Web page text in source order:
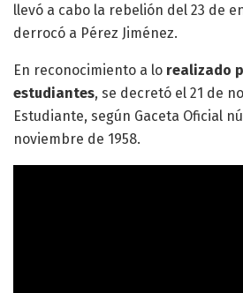
llevó a cabo la rebelión del 23 de
derrocó a Pérez Jiménez.
En reconocimiento a lo realizado
estudiantes, se decretó el 21 de
Estudiante, según Gaceta Oficial
noviembre de 1958.